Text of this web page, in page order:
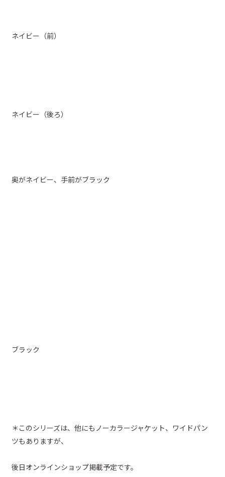
ネイビー（前）
ネイビー（後ろ）
奥がネイビー、手前がブラック
ブラック
＊このシリーズは、他にもノーカラージャケット、ワイドパン
ツもありますが、
後日オンラインショップ掲載予定です。